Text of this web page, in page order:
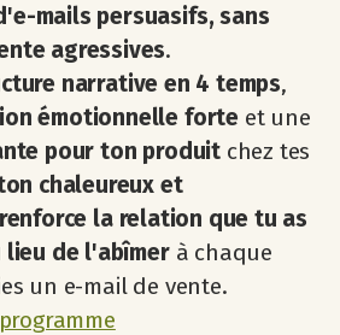
mails persuasifs, sans
agressives.
narrative en 4 temps,
émotionnelle forte et une
pour ton produitchez tes
chaleureux et
renforce la relation que tu as
lieu de l'abîmerà chaque
un e-mail de vente.